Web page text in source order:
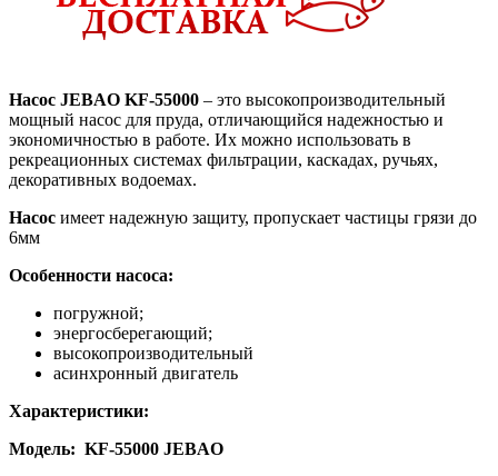
Насос JEBAO KF-55000 – это высокопроизводительный
мощный насос для пруда, отличающийся надежностью и
экономичностью в работе. Их можно использовать в
рекреационных системах фильтрации, каскадах, ручьях,
декоративных водоемах.
Насос имеет надежную защиту, пропускает частицы грязи до
6мм
Особенности насоса:
погружной;
энергосберегающий;
высокопроизводительный
асинхронный двигатель
Характеристики:
Модель: KF-55000 JEBAO